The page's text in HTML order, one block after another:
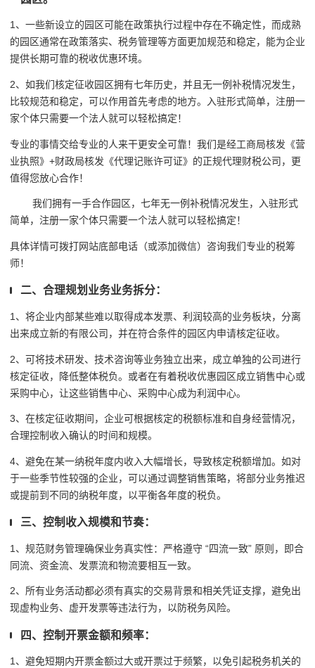
1、一些新设立的园区可能在政策执行过程中存在不确定性，而成熟
的园区通常在政策落实、税务管理等方面更加规范和稳定，能为企业
提供长期可靠的税收优惠环境。
2、如我们核定征收园区拥有七年历史，并且无一例补税情况发生，
比较规范和稳定，可以作用首先考虑的地方。入驻形式简单，注册一
家个体只需要一个法人就可以轻松搞定！
专业的事情交给专业的人来干更安全可靠！我们是经工商局核发《营
业执照》+财政局核发《代理记账许可证》的正规代理财税公司，更
值得您放心合作！
我们拥有一手合作园区，七年无一例补税情况发生，入驻形式
简单，注册一家个体只需要一个法人就可以轻松搞定！
具体详情可拨打网站底部电话（或添加微信）咨询我们专业的税筹
师！
二、合理规划业务业务拆分：
1、将企业内部某些难以取得成本发票、利润较高的业务板块，分离
出来成立新的有限公司，并在符合条件的园区内申请核定征收。
2、可将技术研发、技术咨询等业务独立出来，成立单独的公司进行
核定征收，降低整体税负。或者在有着税收优惠园区成立销售中心或
采购中心，让这些销售中心、采购中心成为利润中心。
3、在核定征收期间，企业可根据核定的税额标准和自身经营情况，
合理控制收入确认的时间和规模。
4、避免在某一纳税年度内收入大幅增长，导致核定税额增加。如对
于一些季节性较强的企业，可以通过调整销售策略，将部分业务推迟
或提前到不同的纳税年度，以平衡各年度的税负。
三、控制收入规模和节奏：
1、规范财务管理确保业务真实性：严格遵守 “四流一致” 原则，即合
同流、资金流、发票流和物流要相互一致。
2、所有业务活动都必须有真实的交易背景和相关凭证支撑，避免出
现虚构业务、虚开发票等违法行为，以防税务风险。
四、控制开票金额和频率：
1、避免短期内开票金额过大或开票过于频繁，以免引起税务机关的